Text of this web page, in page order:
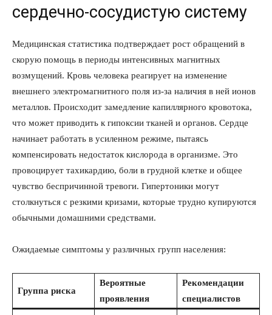
сердечно-сосудистую систему
Медицинская статистика подтверждает рост обращений в
скорую помощь в периоды интенсивных магнитных
возмущений. Кровь человека реагирует на изменение
внешнего электромагнитного поля из-за наличия в ней ионов
металлов. Происходит замедление капиллярного кровотока,
что может приводить к гипоксии тканей и органов. Сердце
начинает работать в усиленном режиме, пытаясь
компенсировать недостаток кислорода в организме. Это
провоцирует тахикардию, боли в грудной клетке и общее
чувство беспричинной тревоги. Гипертоники могут
столкнуться с резкими кризами, которые трудно купируются
обычными домашними средствами.
Ожидаемые симптомы у различных групп населения:
Группа риска
Вероятные
проявления
Рекомендации
специалистов